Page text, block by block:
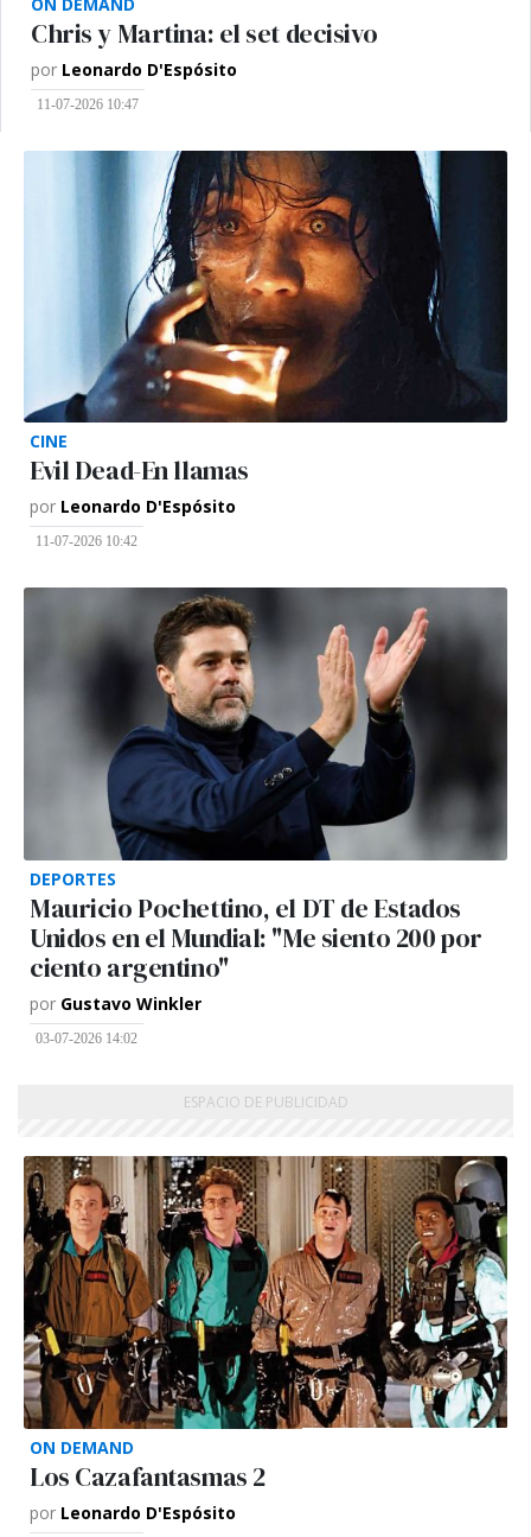
Chris y Martina: el set decisivo
por Leonardo D'Espósito
11-07-2026 10:47
CINE
Evil Dead-En llamas
por Leonardo D'Espósito
11-07-2026 10:42
DEPORTES
Mauricio Pochettino, el DT de Estados
Unidos en el Mundial: "Me siento 200 por
ciento argentino"
por Gustavo Winkler
03-07-2026 14:02
ON DEMAND
Los Cazafantasmas 2
por Leonardo D'Espósito